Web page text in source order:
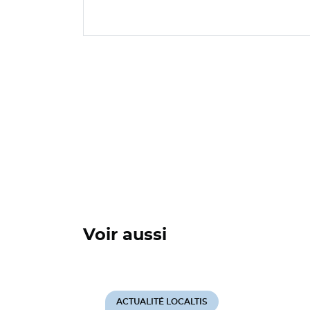
Voir aussi
ACTUALITÉ LOCALTIS